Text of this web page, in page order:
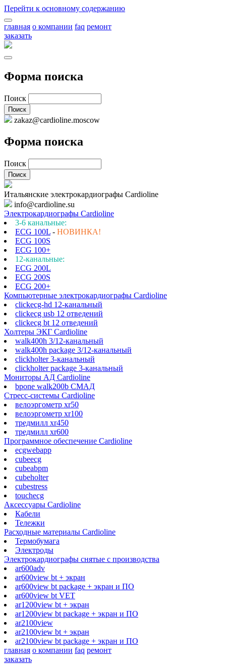
Перейти к основному содержанию
главная о компании faq ремонт
заказать
Форма поиска
Поиск
zakaz@cardioline.moscow
Форма поиска
Поиск
Итальянские электрокардиографы Cardioline
info@cardioline.su
Электрокардиографы Cardioline
3-6 канальные:
ECG 100L - НОВИНКА!
ECG 100S
ECG 100+
12-канальные:
ECG 200L
ECG 200S
ECG 200+
Компьютерные электрокардиографы Cardioline
clickecg-hd 12-канальный
clickecg usb 12 отведений
clickecg bt 12 отведений
Холтеры ЭКГ Cardioline
walk400h 3/12-канальный
walk400h package 3/12-канальный
clickholter 3-канальный
clickholter package 3-канальный
Мониторы АД Cardioline
bpone walk200b СМАД
Стресс-системы Cardioline
велоэргометр xr50
велоэргометр xr100
тредмилл xr450
тредмилл xr600
Программное обеспечение Cardioline
ecgwebapp
cubeecg
cubeabpm
cubeholter
cubestress
touchecg
Аксессуары Cardioline
Кабели
Тележки
Расходные материалы Cardioline
Термобумага
Электроды
Электрокардиографы снятые с производства
ar600adv
ar600view bt + экран
ar600view bt package + экран и ПО
ar600view bt VET
ar1200view bt + экран
ar1200view bt package + экран и ПО
ar2100view
ar2100view bt + экран
ar2100view bt package + экран и ПО
главная о компании faq ремонт
заказать